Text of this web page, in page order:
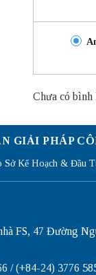
Chưa có bình
GIẢI PHÁP
Sở Kế Hoạch & Đầu
FS, 47 Đường
/ (+84-24) 3776